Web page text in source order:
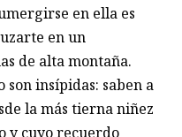
en ella es
en un
de alta montaña.
son insípidas: saben a
la más tierna niñez
y cuyo recuerdo